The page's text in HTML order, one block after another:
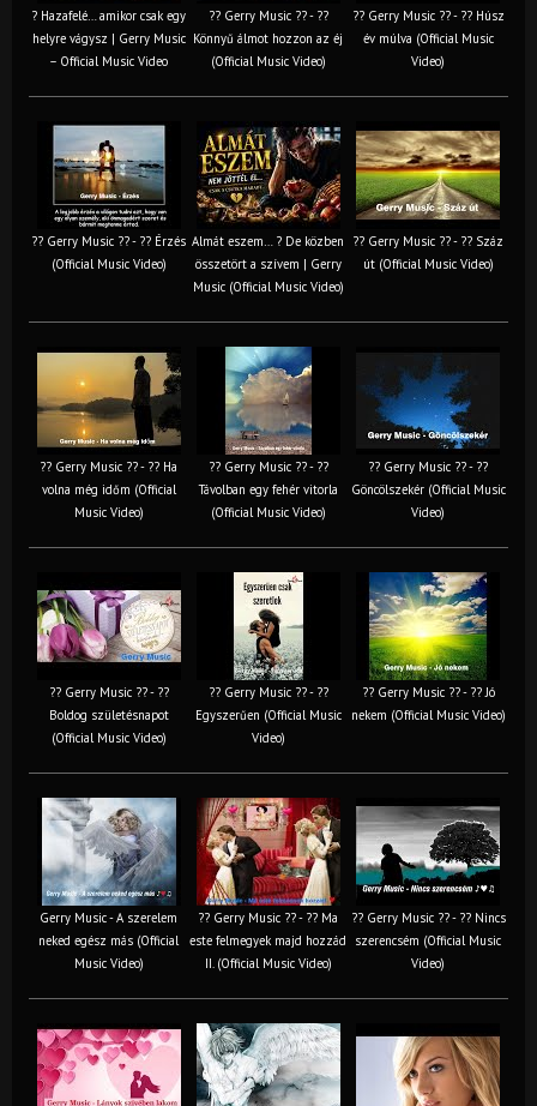
? Hazafelé… amikor csak egy
helyre vágysz | Gerry Music
– Official Music Video
?? Gerry Music ?? - ??
Könnyű álmot hozzon az éj
(Official Music Video)
?? Gerry Music ?? - ?? Húsz
év múlva (Official Music
Video)
?? Gerry Music ?? - ?? Érzés
(Official Music Video)
Almát eszem… ? De közben
összetört a szívem | Gerry
Music (Official Music Video)
?? Gerry Music ?? - ?? Száz
út (Official Music Video)
?? Gerry Music ?? - ?? Ha
volna még időm (Official
Music Video)
?? Gerry Music ?? - ??
Távolban egy fehér vitorla
(Official Music Video)
?? Gerry Music ?? - ??
Göncölszekér (Official Music
Video)
?? Gerry Music ?? - ??
Boldog születésnapot
(Official Music Video)
?? Gerry Music ?? - ??
Egyszerűen (Official Music
Video)
?? Gerry Music ?? - ?? Jó
nekem (Official Music Video)
Gerry Music - A szerelem
neked egész más (Official
Music Video)
?? Gerry Music ?? - ?? Ma
este felmegyek majd hozzád
II. (Official Music Video)
?? Gerry Music ?? - ?? Nincs
szerencsém (Official Music
Video)